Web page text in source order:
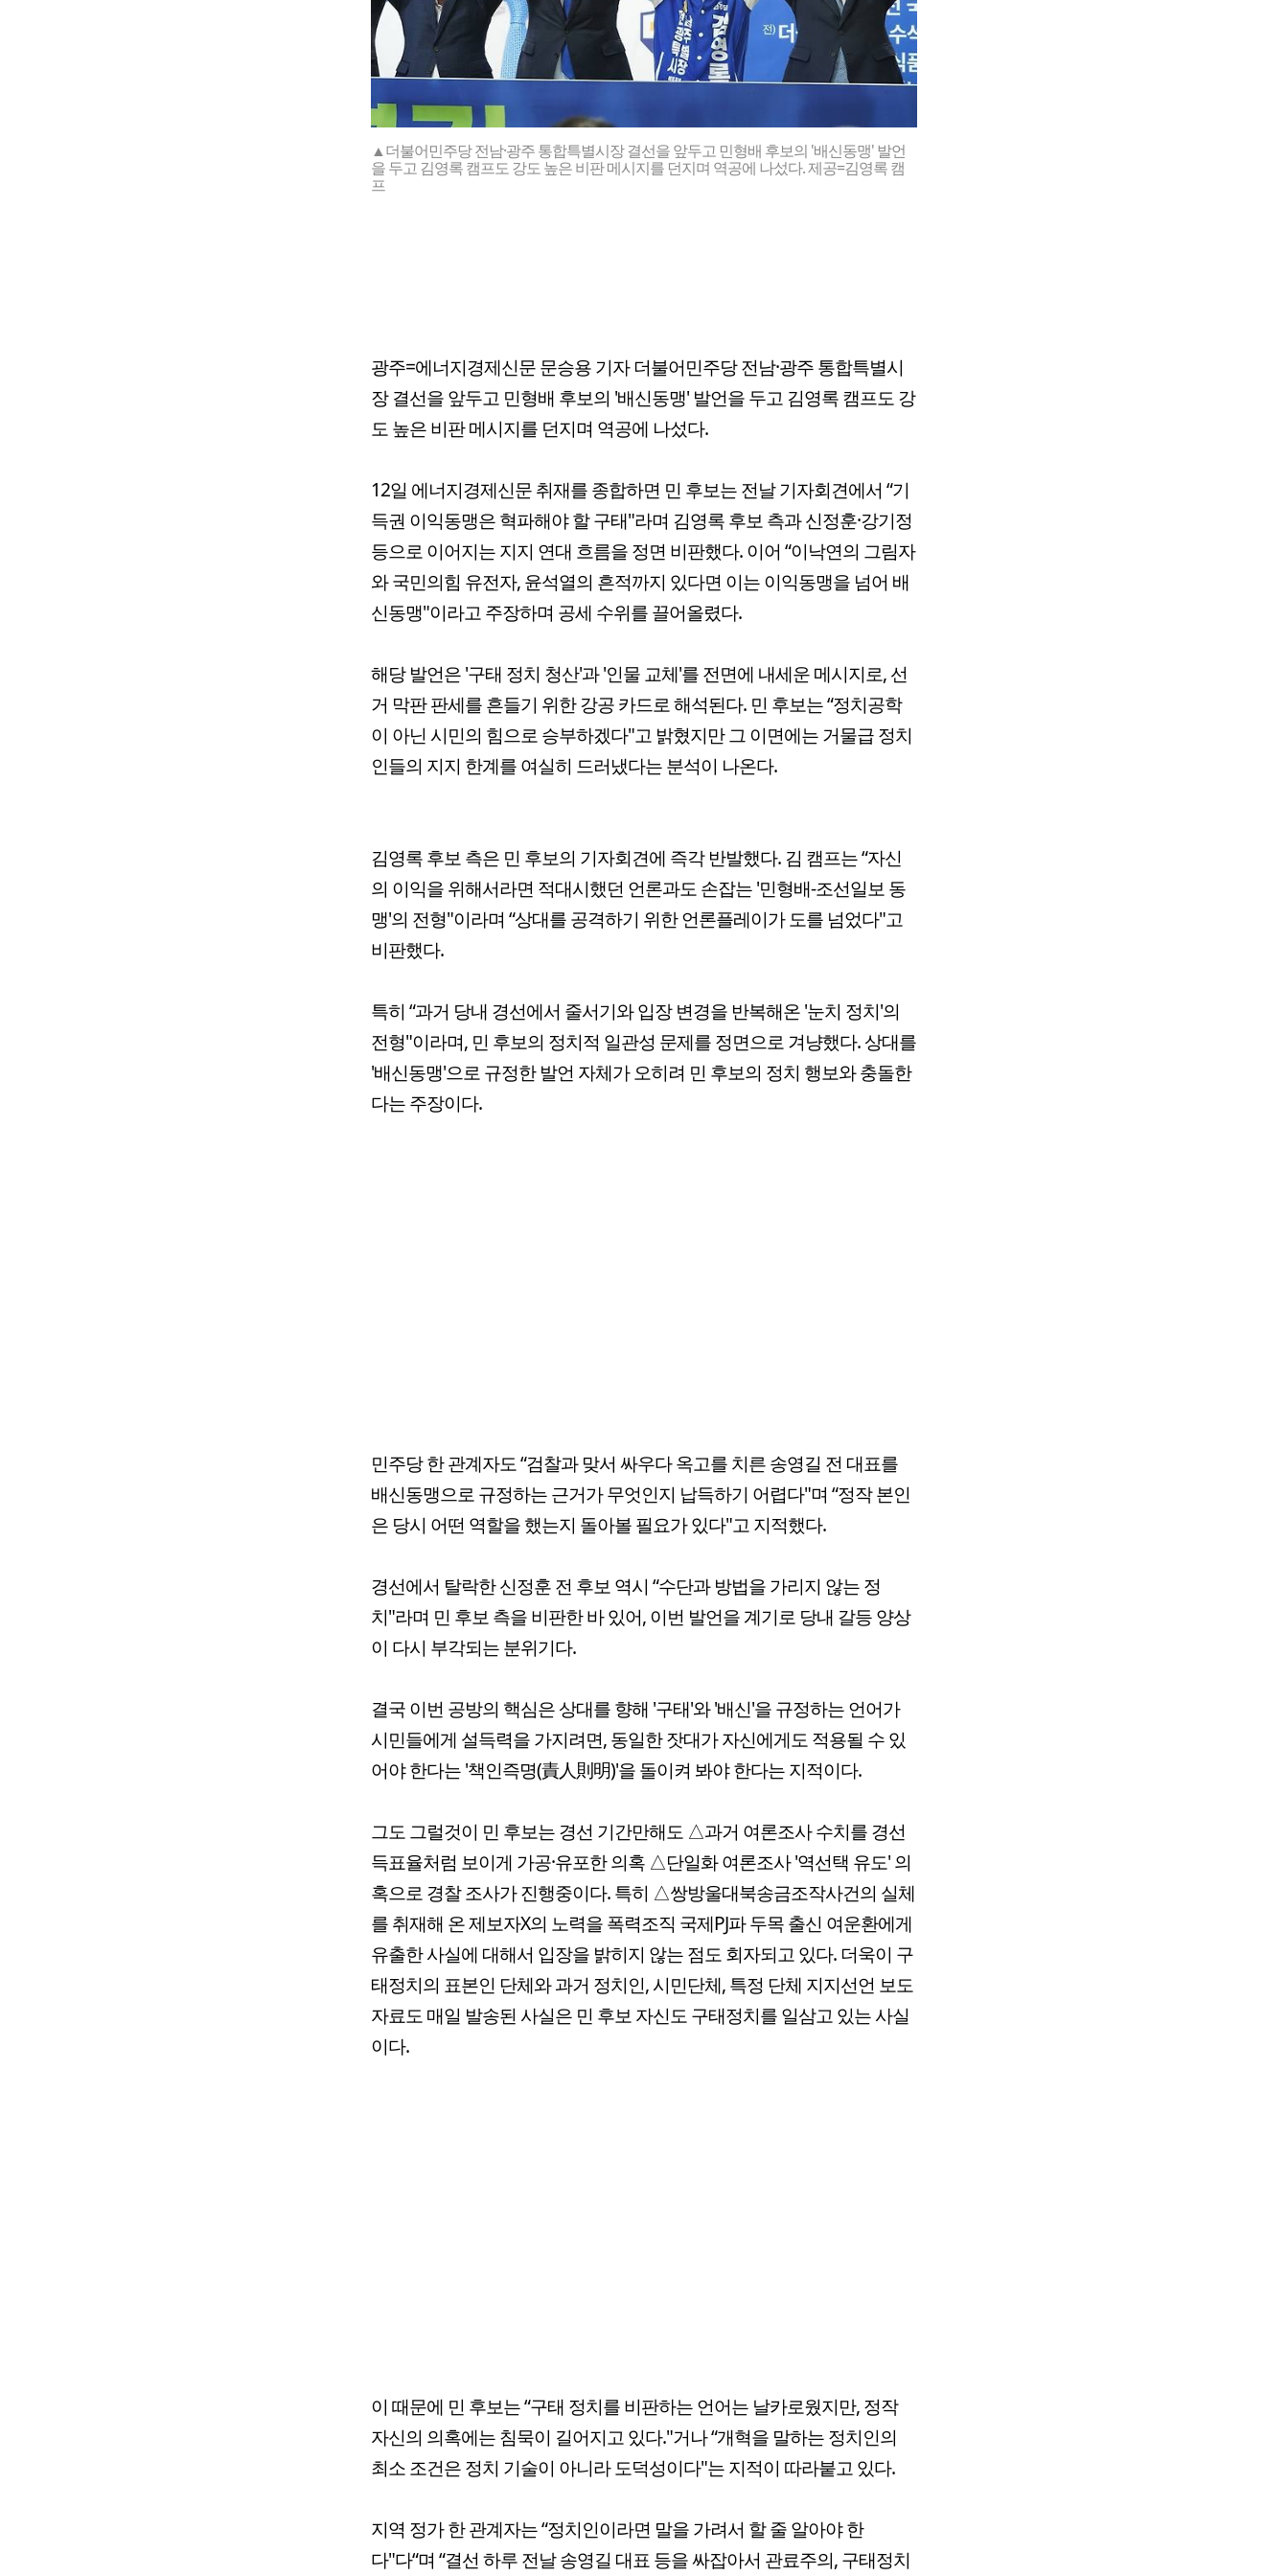
▲더불어민주당 전남·광주 통합특별시장 결선을 앞두고 민형배 후보의 '배신동맹' 발언
을 두고 김영록 캠프도 강도 높은 비판 메시지를 던지며 역공에 나섰다. 제공=김영록 캠
프
광주=에너지경제신문 문승용 기자 더불어민주당 전남·광주 통합특별시
장 결선을 앞두고 민형배 후보의 '배신동맹' 발언을 두고 김영록 캠프도 강
도 높은 비판 메시지를 던지며 역공에 나섰다.
12일 에너지경제신문 취재를 종합하면 민 후보는 전날 기자회견에서 “기
득권 이익동맹은 혁파해야 할 구태"라며 김영록 후보 측과 신정훈·강기정
등으로 이어지는 지지 연대 흐름을 정면 비판했다. 이어 “이낙연의 그림자
와 국민의힘 유전자, 윤석열의 흔적까지 있다면 이는 이익동맹을 넘어 배
신동맹"이라고 주장하며 공세 수위를 끌어올렸다.
해당 발언은 '구태 정치 청산'과 '인물 교체'를 전면에 내세운 메시지로, 선
거 막판 판세를 흔들기 위한 강공 카드로 해석된다. 민 후보는 “정치공학
이 아닌 시민의 힘으로 승부하겠다"고 밝혔지만 그 이면에는 거물급 정치
인들의 지지 한계를 여실히 드러냈다는 분석이 나온다.
김영록 후보 측은 민 후보의 기자회견에 즉각 반발했다. 김 캠프는 “자신
의 이익을 위해서라면 적대시했던 언론과도 손잡는 '민형배-조선일보 동
맹'의 전형"이라며 “상대를 공격하기 위한 언론플레이가 도를 넘었다"고
비판했다.
특히 “과거 당내 경선에서 줄서기와 입장 변경을 반복해온 '눈치 정치'의
전형"이라며, 민 후보의 정치적 일관성 문제를 정면으로 겨냥했다. 상대를
'배신동맹'으로 규정한 발언 자체가 오히려 민 후보의 정치 행보와 충돌한
다는 주장이다.
민주당 한 관계자도 “검찰과 맞서 싸우다 옥고를 치른 송영길 전 대표를
배신동맹으로 규정하는 근거가 무엇인지 납득하기 어렵다"며 “정작 본인
은 당시 어떤 역할을 했는지 돌아볼 필요가 있다"고 지적했다.
경선에서 탈락한 신정훈 전 후보 역시 “수단과 방법을 가리지 않는 정
치"라며 민 후보 측을 비판한 바 있어, 이번 발언을 계기로 당내 갈등 양상
이 다시 부각되는 분위기다.
결국 이번 공방의 핵심은 상대를 향해 '구태'와 '배신'을 규정하는 언어가
시민들에게 설득력을 가지려면, 동일한 잣대가 자신에게도 적용될 수 있
어야 한다는 '책인즉명(責人則明)'을 돌이켜 봐야 한다는 지적이다.
그도 그럴것이 민 후보는 경선 기간만해도 △과거 여론조사 수치를 경선
득표율처럼 보이게 가공·유포한 의혹 △단일화 여론조사 '역선택 유도' 의
혹으로 경찰 조사가 진행중이다. 특히 △쌍방울대북송금조작사건의 실체
를 취재해 온 제보자X의 노력을 폭력조직 국제PJ파 두목 출신 여운환에게
유출한 사실에 대해서 입장을 밝히지 않는 점도 회자되고 있다. 더욱이 구
태정치의 표본인 단체와 과거 정치인, 시민단체, 특정 단체 지지선언 보도
자료도 매일 발송된 사실은 민 후보 자신도 구태정치를 일삼고 있는 사실
이다.
이 때문에 민 후보는 “구태 정치를 비판하는 언어는 날카로웠지만, 정작
자신의 의혹에는 침묵이 길어지고 있다."거나 “개혁을 말하는 정치인의
최소 조건은 정치 기술이 아니라 도덕성이다"는 지적이 따라붙고 있다.
지역 정가 한 관계자는 “정치인이라면 말을 가려서 할 줄 알아야 한
다"다“며 “결선 하루 전날 송영길 대표 등을 싸잡아서 관료주의, 구태정치